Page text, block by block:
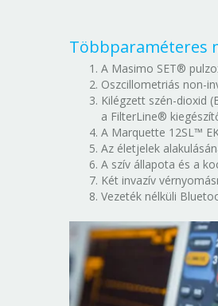
Többparaméteres
A Masimo SET®
Oszcillometriás non-
Kilégzett szén-dioxid
a FilterLine®
A Marquette 12SL™
Az életjelek
A szív állapota és a
Két invazív
Vezeték nélküli